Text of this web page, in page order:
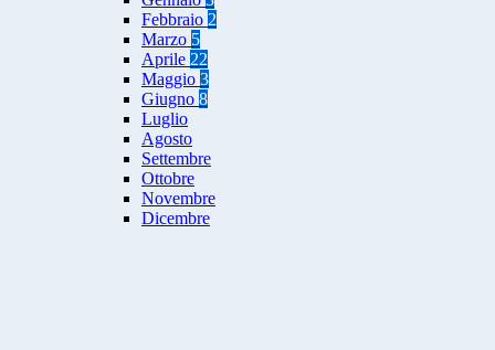
Febbraio 2
Marzo 5
Aprile 22
Maggio 3
Giugno 8
Luglio
Agosto
Settembre
Ottobre
Novembre
Dicembre